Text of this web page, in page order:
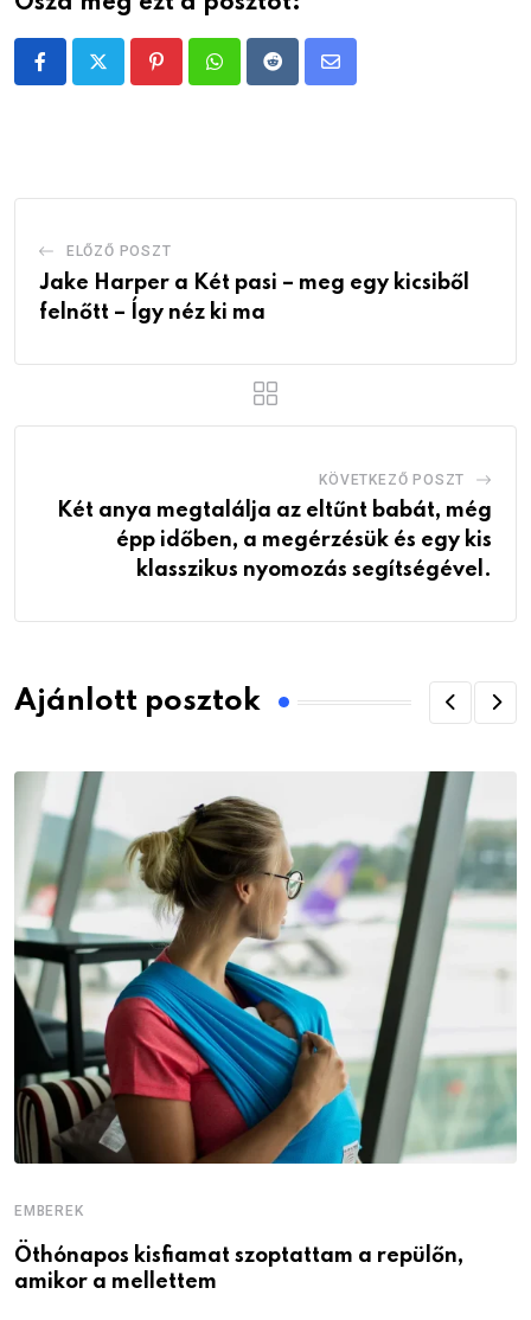
PinterestWhatsappRedditShare
ELŐZŐ POSZT
Jake Harper a Két pasi – meg egy kicsiből
felnőtt – Így néz ki ma
KÖVETKEZŐ POSZT
Két anya megtalálja az eltűnt babát, még
épp időben, a megérzésük és egy kis
klasszikus nyomozás segítségével.
Ajánlott posztok
EMBEREK
Öthónapos kisfiamat szoptattam a repülőn,
amikor a mellettem